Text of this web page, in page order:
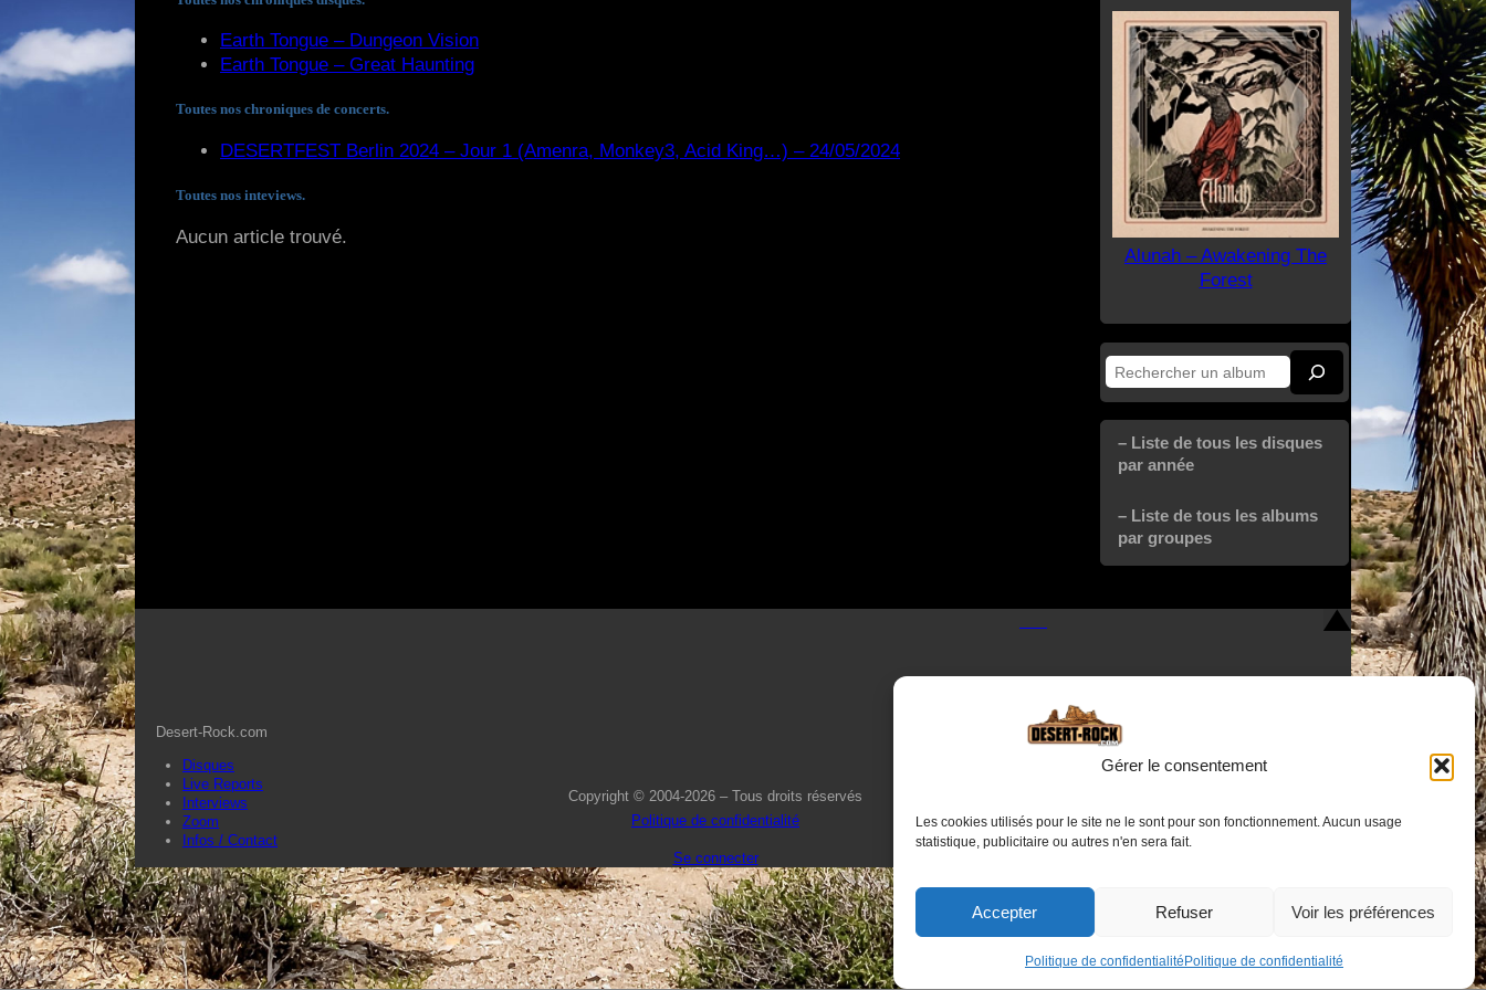
Gérer le consentement
Les cookies utilisés pour le site ne le sont pour son fonctionnement. Aucun usage
statistique, publicitaire ou autres n'en sera fait.
Accepter Refuser Voir les préférences
Politique de confidentialité Politique de confidentialité
Earth Tongue – Dungeon Vision
Earth Tongue – Great Haunting
Toutes nos chroniques de concerts.
DESERTFEST Berlin 2024 – Jour 1 (Amenra, Monkey3, Acid King…) – 24/05/2024
Toutes nos inteviews.
Aucun article trouvé.
Alunah – Awakening The
Forest
Rechercher
– Liste de tous les disques
par année
– Liste de tous les albums
par groupes
Desert-Rock.com
Disques
Live Reports
Interviews
Zoom
Infos / Contact
Copyright © 2004-2026 – Tous droits réservés
Politique de confidentialité
Se connecter
Nous contacter